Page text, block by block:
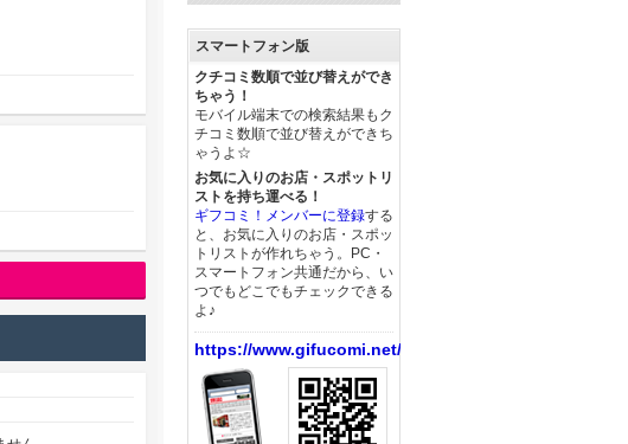
スマートフォン版
クチコミ数順で並び替えができ
ちゃう！
モバイル端末での検索結果もク
チコミ数順で並び替えができち
ゃうよ☆
お気に入りのお店・スポットリ
ストを持ち運べる！
ギフコミ！メンバーに登録する
と、お気に入りのお店・スポッ
トリストが作れちゃう。PC・
スマートフォン共通だから、い
つでもどこでもチェックできる
よ♪
https://www.gifucomi.net/